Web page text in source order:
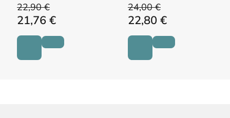
22,90 €
21,76 €
24,00 €
22,80 €